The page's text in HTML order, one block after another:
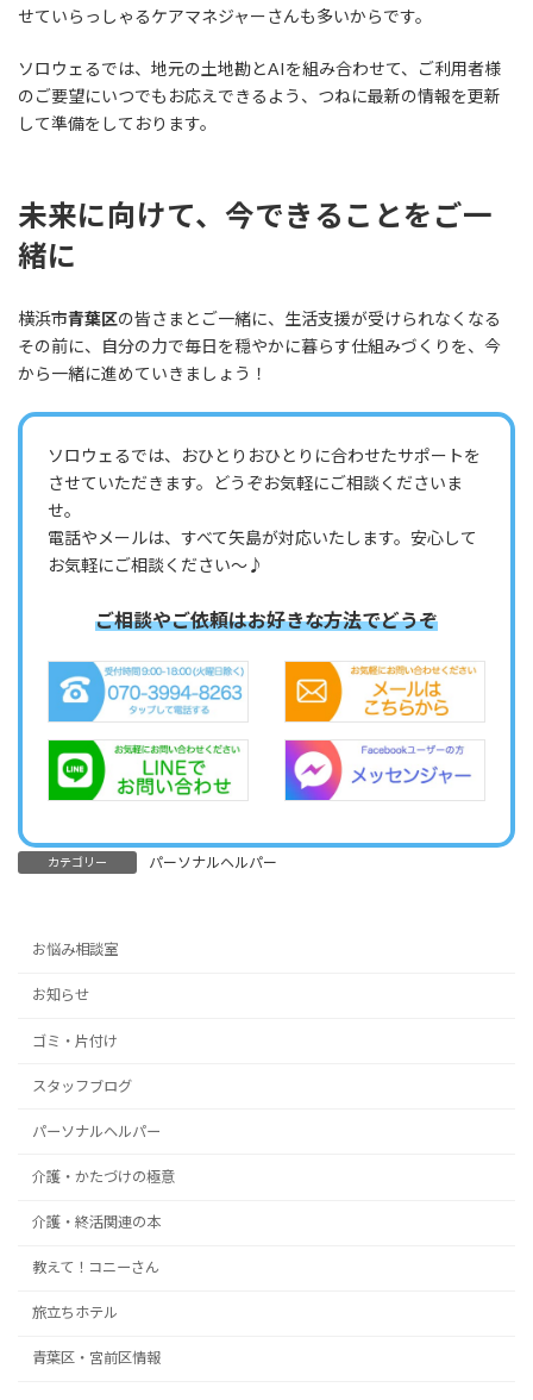
せていらっしゃるケアマネジャーさんも多いからです。
ソロウェるでは、地元の土地勘とAIを組み合わせて、ご利用者様
のご要望にいつでもお応えできるよう、つねに最新の情報を更新
して準備をしております。
未来に向けて、今できることをご一
緒に
横浜市青葉区の皆さまとご一緒に、生活支援が受けられなくなる
その前に、自分の力で毎日を穏やかに暮らす仕組みづくりを、今
から一緒に進めていきましょう！
ソロウェるでは、おひとりおひとりに合わせたサポートを
させていただきます。どうぞお気軽にご相談くださいま
せ。
電話やメールは、すべて矢島が対応いたします。安心して
お気軽にご相談ください～♪
ご相談やご依頼はお好きな方法でどうぞ
カテゴリー パーソナルヘルパー
お悩み相談室
お知らせ
ゴミ・片付け
スタッフブログ
パーソナルヘルパー
介護・かたづけの極意
介護・終活関連の本
教えて！コニーさん
旅立ちホテル
青葉区・宮前区情報